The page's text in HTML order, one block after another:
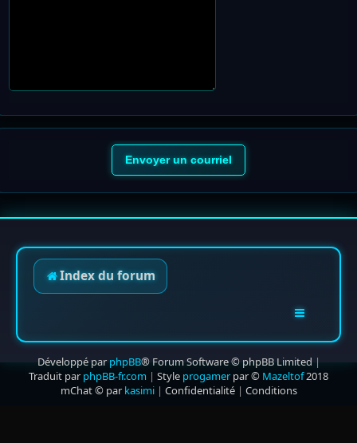
Index du forum
Développé parphpBB® Forum Software © phpBB Limited |
Traduit par phpBB-fr.com | Style progamerpar © Mazeltof2018
mChat © par kasimi| Confidentialité| Conditions